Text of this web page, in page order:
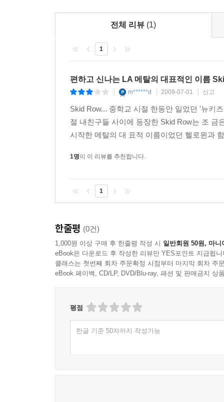
전체 리뷰 (1)
1
편하고 신나는 LA 메탈의 대표적인 이름
m******d 2009-07-01 신고
Skid Row... 중학교 시절 한동안 일었던 '뉴키
절 내친구들 사이에 등장한 Skid Row는 조 금
시작한 메탈의 대 표적 이름이었던 헬로윈과
1명이 이 리뷰를 추천합니다.
1
한줄평 (0건)
1,000원 이상 구매 후 한줄평 작성 시 일반회원 50원, 마니
eBook은 다운로드 후 작성한 리뷰만 YES포인트 지급됩니
클래스는 첫번째 회차 주문확정 시점부터 마지막 회차 주
eBook 페이백, CD/LP, DVD/Blu-ray, 패션 및 판매금지 상
평점
한글 기준 50자까지 작성가능